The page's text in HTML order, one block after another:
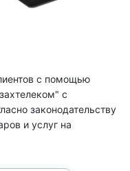
с помощью
с
законодательству
и услуг на